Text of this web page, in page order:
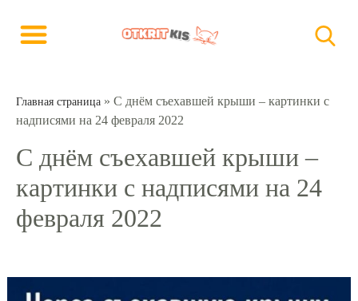
Главная страница » С днём съехавшей крыши – картинки с
надписями на 24 февраля 2022
С днём съехавшей крыши –
картинки с надписями на 24
февраля 2022